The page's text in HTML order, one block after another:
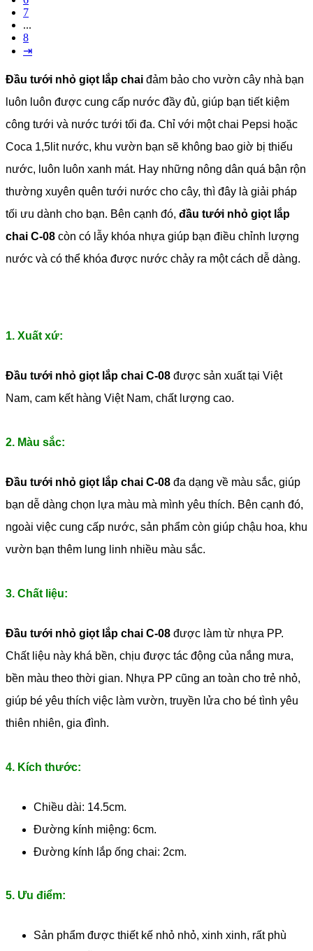
7
...
8
⇥
Đầu tưới nhỏ giọt lắp chai đảm bảo cho vườn cây nhà bạn
luôn luôn được cung cấp nước đầy đủ, giúp bạn tiết kiệm
công tưới và nước tưới tối đa. Chỉ với một chai Pepsi hoặc
Coca 1,5lit nước, khu vườn bạn sẽ không bao giờ bị thiếu
nước, luôn luôn xanh mát. Hay những nông dân quá bận rộn
thường xuyên quên tưới nước cho cây, thì đây là giải pháp
tối ưu dành cho bạn. Bên cạnh đó, đầu tưới nhỏ giọt lắp
chai C-08 còn có lẫy khóa nhựa giúp bạn điều chỉnh lượng
nước và có thể khóa được nước chảy ra một cách dễ dàng.
1. Xuất xứ:
Đầu tưới nhỏ giọt lắp chai C-08 được sản xuất tại Việt
Nam, cam kết hàng Việt Nam, chất lượng cao.
2. Màu sắc:
Đầu tưới nhỏ giọt lắp chai C-08 đa dạng về màu sắc, giúp
bạn dễ dàng chọn lựa màu mà mình yêu thích. Bên cạnh đó,
ngoài việc cung cấp nước, sản phẩm còn giúp chậu hoa, khu
vườn bạn thêm lung linh nhiều màu sắc.
3. Chất liệu:
Đầu tưới nhỏ giọt lắp chai C-08 được làm từ nhựa PP.
Chất liệu này khá bền, chịu được tác động của nắng mưa,
bền màu theo thời gian. Nhựa PP cũng an toàn cho trẻ nhỏ,
giúp bé yêu thích việc làm vườn, truyền lửa cho bé tình yêu
thiên nhiên, gia đình.
4. Kích thước:
Chiều dài: 14.5cm.
Đường kính miệng: 6cm.
Đường kính lắp ống chai: 2cm.
5. Ưu điểm:
Sản phẩm được thiết kế nhỏ nhỏ, xinh xinh, rất phù